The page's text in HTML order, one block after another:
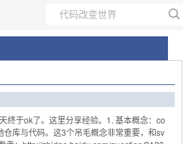
所有博客
当前博客
终于ok了。这里分享经验。1. 基本概念：co
库与代码。这3个吊毛概念非常重要，和sv